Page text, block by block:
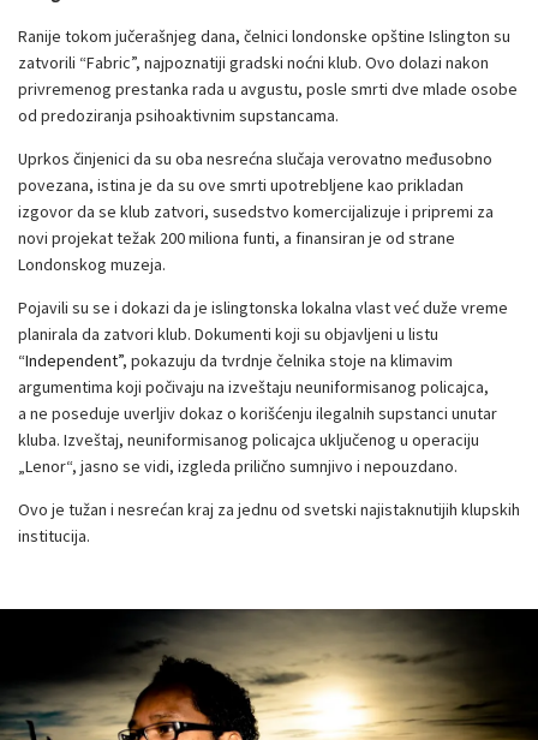
Ranije tokom jučerašnjeg dana, čelnici londonske opštine Islington su
zatvorili “Fabric”, najpoznatiji gradski noćni klub. Ovo dolazi nakon
privremenog prestanka rada u avgustu, posle smrti dve mlade osobe
od predoziranja psihoaktivnim supstancama.
Uprkos činjenici da su oba nesrećna slučaja verovatno međusobno
povezana, istina je da su ove smrti upotrebljene kao prikladan
izgovor da se klub zatvori, susedstvo komercijalizuje i pripremi za
novi projekat težak 200 miliona funti, a finansiran je od strane
Londonskog muzeja.
Pojavili su se i dokazi da je islingtonska lokalna vlast već duže vreme
planirala da zatvori klub. Dokumenti koji su objavljeni u listu
“Independent”, pokazuju da tvrdnje čelnika stoje na klimavim
argumentima koji počivaju na izveštaju neuniformisanog policajca,
a ne poseduje uverljiv dokaz o korišćenju ilegalnih supstanci unutar
kluba. Izveštaj, neuniformisanog policajca uključenog u operaciju
„Lenor“, jasno se vidi, izgleda prilično sumnjivo i nepouzdano.
Ovo je tužan i nesrećan kraj za jednu od svetski najistaknutijih klupskih
institucija.